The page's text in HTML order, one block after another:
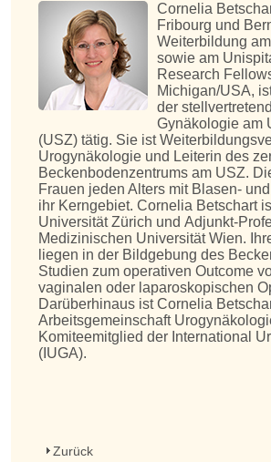
Cornelia
Fribourg und
Weiterbildung
sowie am
Research
Michigan/USA,
der
Gynäkologie am
(USZ) tätig. Sie ist
Urogynäkologie und Leiterin des
Beckenbodenzentrums am USZ.
Frauen jeden Alters mit Blasen-
ihr Kerngebiet. Cornelia Betschart
Universität Zürich und Adjunkt-
Medizinischen Universität Wien.
liegen in der Bildgebung des
Studien zum operativen Outcome
vaginalen oder laparoskopischen
Darüberhinaus ist Cornelia
Arbeitsgemeinschaft
Komiteemitglied der International
(IUGA).
Zurück